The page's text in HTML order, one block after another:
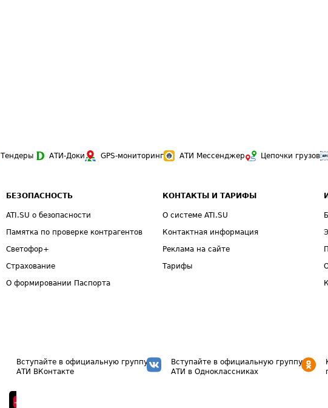
Тендеры АТИ-Доки GPS-мониторинг АТИ Мессенджер Цепочки грузов
БЕЗОПАСНОСТЬ
ATI.SU о безопасности
Памятка по проверке контрагентов
Светофор+
Страхование
О формировании Паспорта
КОНТАКТЫ И ТАРИФЫ
О системе ATI.SU
Контактная информация
Реклама на сайте
Тарифы
Вступайте в официальную группу
АТИ ВКонтакте
Вступайте в официальную группу
АТИ в Одноклассниках